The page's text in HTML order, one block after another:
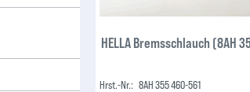
HELLA Bremsschlauch (8AH
Hrst.-Nr.: 8AH 355 460-561